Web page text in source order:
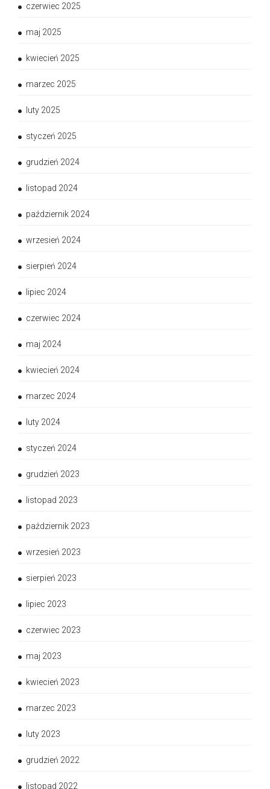
czerwiec 2025
maj 2025
kwiecień 2025
marzec 2025
luty 2025
styczeń 2025
grudzień 2024
listopad 2024
październik 2024
wrzesień 2024
sierpień 2024
lipiec 2024
czerwiec 2024
maj 2024
kwiecień 2024
marzec 2024
luty 2024
styczeń 2024
grudzień 2023
listopad 2023
październik 2023
wrzesień 2023
sierpień 2023
lipiec 2023
czerwiec 2023
maj 2023
kwiecień 2023
marzec 2023
luty 2023
grudzień 2022
listopad 2022